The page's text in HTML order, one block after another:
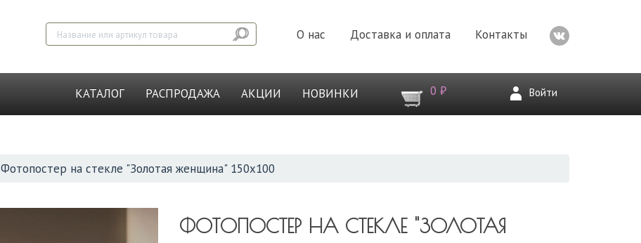
О нас Доставка и оплата Контакты
КАТАЛОГ РАСПРОДАЖА АКЦИИ НОВИНКИ 0 ₽ Войти
Фотопостер на стекле "Золотая женщина" 150х100
ФОТОПОСТЕР НА СТЕКЛЕ "ЗОЛОТАЯ